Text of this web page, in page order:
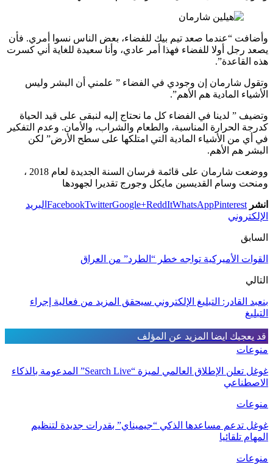
وأضافت “عندما صعد تيم بيك للفضاء، بعض الناس نسوا أمري. فأن
يصعد رجل أولا للفضاء فهذا أمر عادي، وأنا سعيدة للغاية أني كسرت
هذه القاعدة”.
وتقول شارمان إن وجودي في الفضاء ” علمني أن البشر وليس
الأشياء المادية هم الأهم”.
وتضيف ” لدينا في الفضاء كل ما نحتاج إليه لنبقى على قيد الحياة
كدرجة الحرارة المناسبة، والطعام والشراب، والأمان. وعدم التفكير
في أي من الأشياء المادية التي امتلكها على سطح الأرض” لكن
البشر هم الأهم.
ووضعت شارمان على قائمة فرسان السنة الجديدة لعام 2018 ،
ومنحت وسام القديسين مايكل وجورج تقديرا لجهودها
انشر FacebookTwitterGoogle+ReddItWhatsAppPinterest
البريد
الإلكتروني
السابق
القوات الأميركية تواجه خطر “الطرد” من العراق
التالي
بنعبد القادر: التبليغ الإلكتروني سيحقق المزيد من فعالية إجراء
التبليغ
قد يعجبك ايضا المزيد عن المؤلف
منوعات
غوغل تعلن الإطلاق العالمي لميزة “Search Live” المدعومة بالذكاء
الاصطناعي
منوعات
غوغل تدعم مساعدها الذكي “جيميناي” بقدرات جديدة لتنظيم
المهام تلقائيا
منوعات